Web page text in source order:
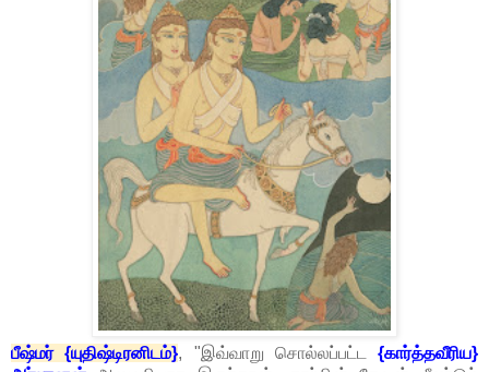
பீஷ்மர் {யுதிஷ்டிரனிடம்}, "இவ்வாறு சொல்லப்பட்ட {கார்த்தவீரிய}